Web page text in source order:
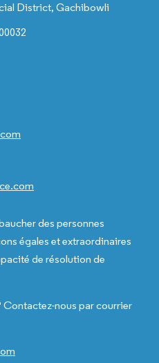
District, Gachibowli
des personnes
égales et extraordinaires
de résolution de
Contactez-nous par courrier